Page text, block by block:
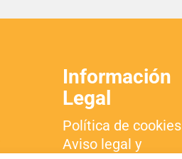
Información
Legal
Política de cookies
Aviso legal y